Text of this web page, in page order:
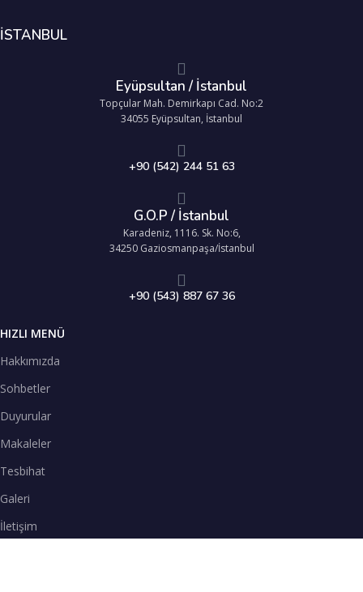
İSTANBUL
Eyüpsultan / İstanbul
Topçular Mah. Demirkapı Cad. No:2
34055 Eyüpsultan, İstanbul
+90 (542) 244 51 63
G.O.P / İstanbul
Karadeniz, 1116. Sk. No:6,
34250 Gaziosmanpaşa/İstanbul
+90 (543) 887 67 36
HIZLI MENÜ
Hakkımızda
Sohbetler
Duyurular
Makaleler
Tesbihat
Galeri
İletişim